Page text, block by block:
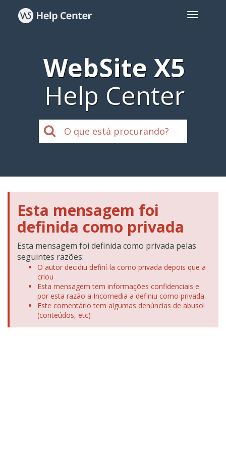
WebSite X5
Help Center
Esta mensagem foi
definida como privada
Esta mensagem foi definida como privada pelas
seguintes razões:
O autor decidiu definí-la como privada depois que a
criou
Esta mensagem tem informações confidenciais e
por esta razão a Incomedia a definiu como privada.
Este comentário tem algumas denúncias de abuso!
(conteúdos, etc)